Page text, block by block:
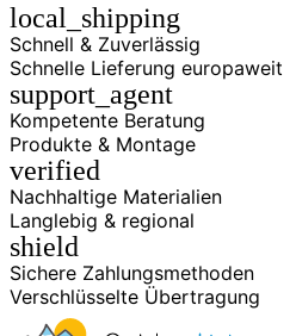
local_shipping
Schnell & Zuverlässig
Schnelle Lieferung europaweit
support_agent
Kompetente Beratung
Produkte & Montage
verified
Nachhaltige Materialien
Langlebig & regional
shield
Sichere Zahlungsmethoden
Verschlüsselte Übertragung